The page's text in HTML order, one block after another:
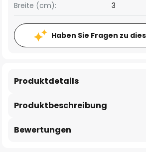
Breite (cm): 3
Haben Sie Fragen zu
Produktbeschreibung
Produktdetails
Bewertungen